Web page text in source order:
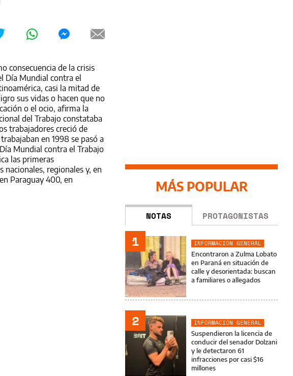
consecuencia de la crisis
Día Mundial contra el
casi la mitad de
sus vidas o hacen que no
o el ocio, afirma la
del Trabajo constataba
trabajadores creció de
en 1998 se pasó a
Mundial contra el Trabajo
las primeras
regionales y, en
Paraguay 400, en
MÁS POPULAR
NOTAS PROTAGONISTAS
1
INFORMACIÓN GENERAL
Encontraron a Zulma Lobato
en Paraná en situación de
calle y desorientada: buscan
a familiares o allegados
2
INFORMACIÓN GENERAL
Suspendieron la licencia de
conducir del senador Dolzani
y le detectaron 61
infracciones por casi $16
millones